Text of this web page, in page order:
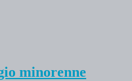
minorenne